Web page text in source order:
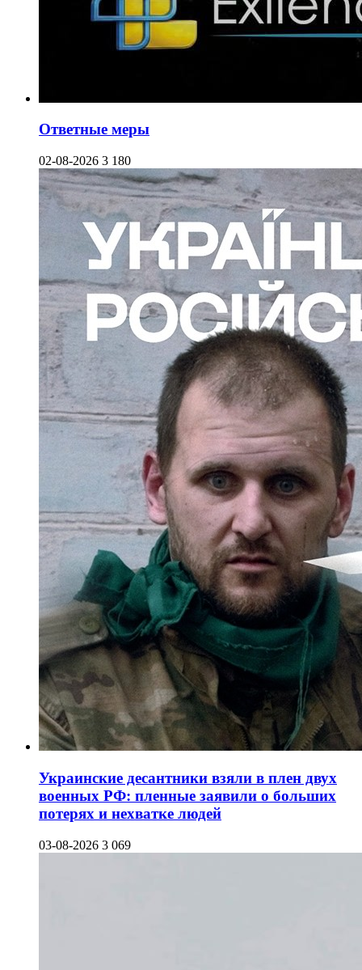
Ответные меры
02-08-2026 3 180
Украинские десантники взяли в плен двух
военных РФ: пленные заявили о больших
потерях и нехватке людей
03-08-2026 3 069